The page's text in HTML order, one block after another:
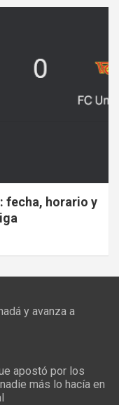
fecha, horario y
y avanza a
apostó por los
más lo hacía en